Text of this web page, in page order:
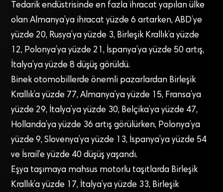
Tedarik endüstrisinde en fazla ihracat yapılan ülke
olan Almanya’ya ihracat yüzde 6 artarken, ABD’ye
yüzde 20, Rusya’ya yüzde 3, Birleşik Krallık’a yüzde
12, Polonya’ya yüzde 21, İspanya’ya yüzde 50 artış,
İtalya’ya yüzde 8 düşüş görüldü.
Binek otomobillerde önemli pazarlardan Birleşik
Krallık’a yüzde 77, Almanya’ya yüzde 15, Fransa’ya
yüzde 29, İtalya’ya yüzde 30, Belçika’ya yüzde 47,
Hollanda’ya yüzde 36 artış görülürken, Polonya’ya
yüzde 9, Slovenya’ya yüzde 13, İspanya’ya yüzde 54
ve İsrail’e yüzde 40 düşüş yaşandı.
Eşya taşımaya mahsus motorlu taşıtlarda Birleşik
Krallık’a yüzde 17, İtalya’ya yüzde 33, Birleşik